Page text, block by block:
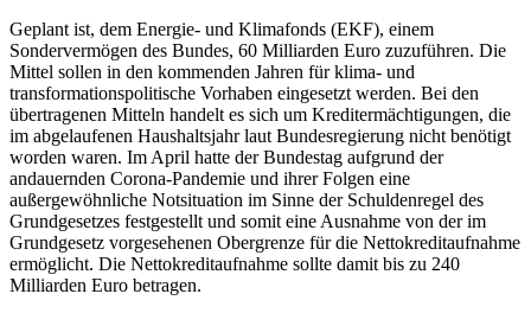
Geplant ist, dem Energie- und Klimafonds (EKF), einem
Sondervermögen des Bundes, 60 Milliarden Euro zuzuführen. Die
Mittel sollen in den kommenden Jahren für klima- und
transformationspolitische Vorhaben eingesetzt werden. Bei den
übertragenen Mitteln handelt es sich um Kreditermächtigungen, die
im abgelaufenen Haushaltsjahr laut Bundesregierung nicht benötigt
worden waren. Im April hatte der Bundestag aufgrund der
andauernden Corona-Pandemie und ihrer Folgen eine
außergewöhnliche Notsituation im Sinne der Schuldenregel des
Grundgesetzes festgestellt und somit eine Ausnahme von der im
Grundgesetz vorgesehenen Obergrenze für die Nettokreditaufnahme
ermöglicht. Die Nettokreditaufnahme sollte damit bis zu 240
Milliarden Euro betragen.